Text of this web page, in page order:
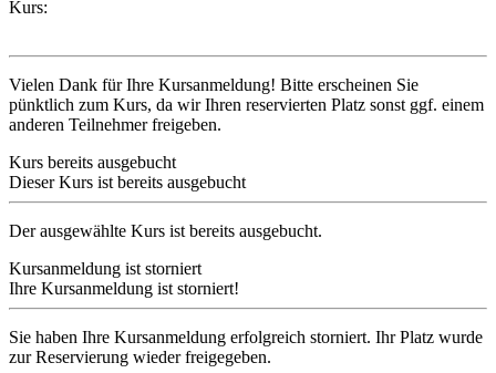
Kurs:
Vielen Dank für Ihre Kursanmeldung! Bitte erscheinen Sie
pünktlich zum Kurs, da wir Ihren reservierten Platz sonst ggf. einem
anderen Teilnehmer freigeben.
Kurs bereits ausgebucht
Dieser Kurs ist bereits ausgebucht
Der ausgewählte Kurs ist bereits ausgebucht.
Kursanmeldung ist storniert
Ihre Kursanmeldung ist storniert!
Sie haben Ihre Kursanmeldung erfolgreich storniert. Ihr Platz wurde
zur Reservierung wieder freigegeben.